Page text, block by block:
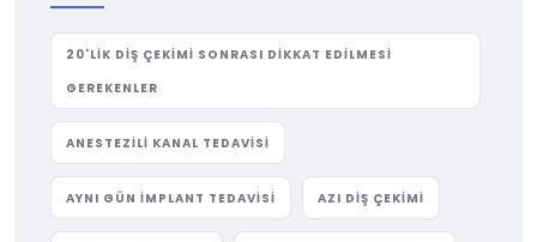
20'LIK DIŞ ÇEKIMI SONRASI DIKKAT EDILMESI
GEREKENLER
ANESTEZILI KANAL TEDAVISI
AYNI GÜN IMPLANT TEDAVISI AZI DIŞ ÇEKIMI